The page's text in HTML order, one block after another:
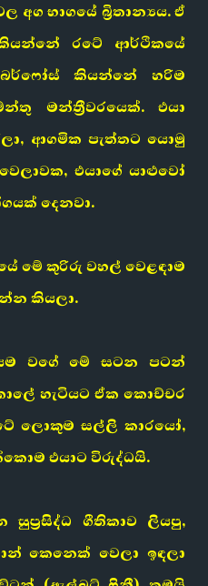
භාගයේ බ්‍රිතාන්‍යය. ඒ
රටේ ආර්ථිකයේ
කියන්නේ හරිම
මන්ත්‍රීවරයෙක්. එයා
ආගමික පැත්තට යොමු
එයාගේ යාළුවෝ
දෙනවා.
මේ කුරිරු වහල් වෙළඳාම
කියලා.
වගේ මේ සටන පටන්
හැටියට ඒක කොච්චර
ලොකුම සල්ලි කාරයෝ,
එයාට විරුද්ධයි.
සුප්‍රසිද්ධ ගීතිකාව ලියපු,
කෙනෙක් වෙලා ඉඳලා